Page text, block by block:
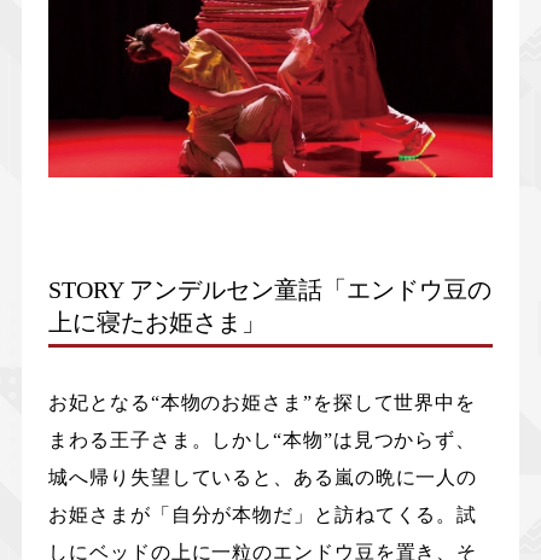
STORY アンデルセン童話「エンドウ豆の
上に寝たお姫さま」
お妃となる“本物のお姫さま”を探して世界中を
まわる王子さま。しかし“本物”は見つからず、
城へ帰り失望していると、ある嵐の晩に一人の
お姫さまが「自分が本物だ」と訪ねてくる。試
しにベッドの上に一粒のエンドウ豆を置き、そ